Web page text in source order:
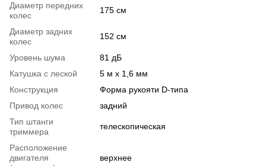
Диаметр передних
колес
175 см
Диаметр задних
колес
152 см
Уровень шума
81 дБ
Катушка с леской
5 м х 1,6 мм
Конструкция
Форма рукояти D-типа
Привод колес
задний
Тип штанги
триммера
телескопическая
Расположение
двигателя
верхнее